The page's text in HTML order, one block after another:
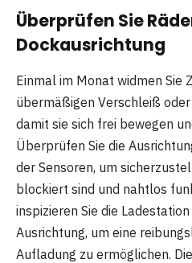
Überprüfen Sie
Dockausrichtung
Einmal im Monat widmen Sie
übermäßigen Verschleiß
damit sie sich frei bewegen
Überprüfen Sie die
der Sensoren, um
blockiert sind und nahtlos
inspizieren Sie die
Ausrichtung, um eine
Aufladung zu ermöglichen.